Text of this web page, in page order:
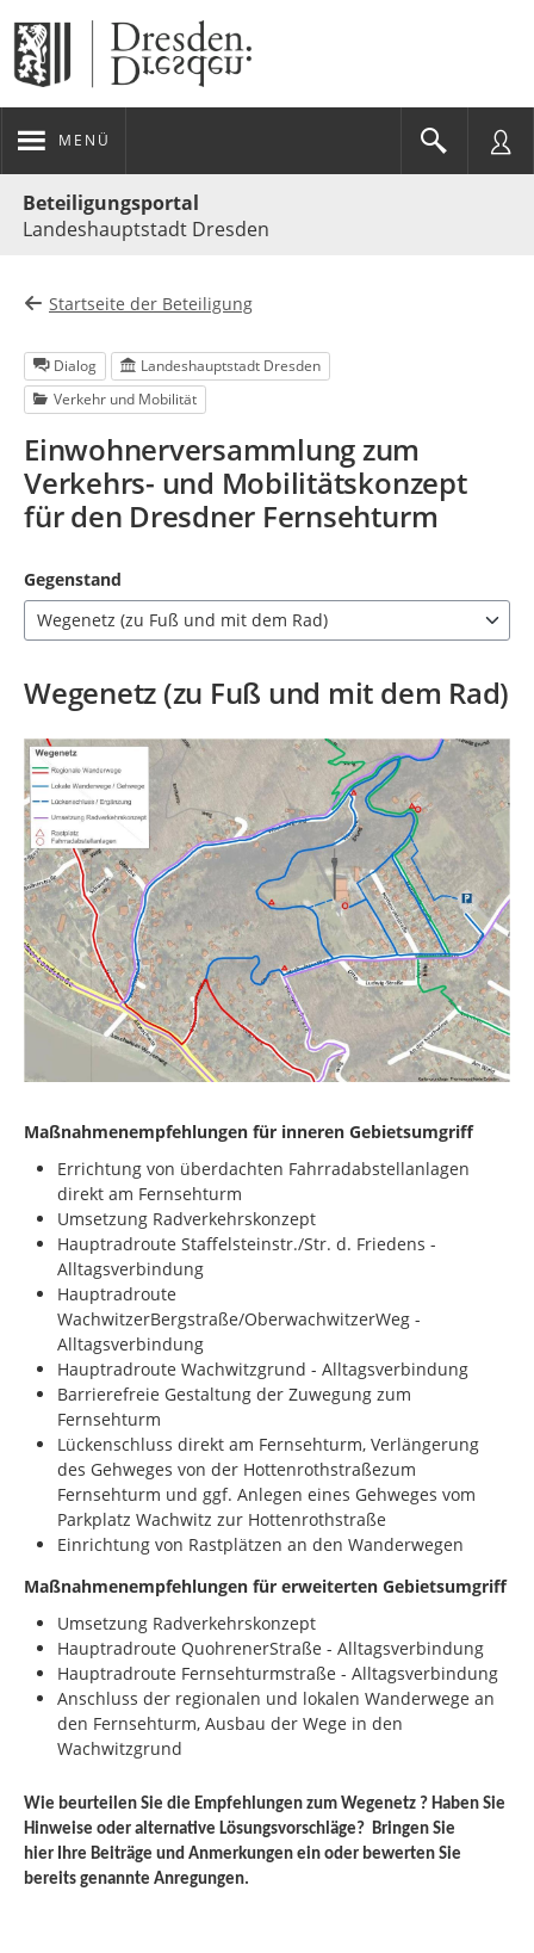
MENÜ
Beteiligungsportal
Landeshauptstadt Dresden
Startseite der Beteiligung
Dialog
Landeshauptstadt Dresden
Verkehr und Mobilität
Einwohnerversammlung zum
Verkehrs- und Mobilitätskonzept
für den Dresdner Fernsehturm
Gegenstand
Wegenetz (zu Fuß und mit dem Rad)
Wegenetz (zu Fuß und mit dem Rad)
Maßnahmenempfehlungen für inneren Gebietsumgriff
Errichtung von überdachten Fahrradabstellanlagen
direkt am Fernsehturm
Umsetzung Radverkehrskonzept
Hauptradroute Staffelsteinstr./Str. d. Friedens -
Alltagsverbindung
Hauptradroute
WachwitzerBergstraße/OberwachwitzerWeg -
Alltagsverbindung
Hauptradroute Wachwitzgrund - Alltagsverbindung
Barrierefreie Gestaltung der Zuwegung zum
Fernsehturm
Lückenschluss direkt am Fernsehturm, Verlängerung
des Gehweges von der Hottenrothstraßezum
Fernsehturm und ggf. Anlegen eines Gehweges vom
Parkplatz Wachwitz zur Hottenrothstraße
Einrichtung von Rastplätzen an den Wanderwegen
Maßnahmenempfehlungen für erweiterten Gebietsumgriff
Umsetzung Radverkehrskonzept
Hauptradroute QuohrenerStraße - Alltagsverbindung
Hauptradroute Fernsehturmstraße - Alltagsverbindung
Anschluss der regionalen und lokalen Wanderwege an
den Fernsehturm, Ausbau der Wege in den
Wachwitzgrund
Wie beurteilen Sie die Empfehlungen zum Wegenetz ? Haben Sie
Hinweise oder alternative Lösungsvorschläge? Bringen Sie
hier Ihre Beiträge und Anmerkungen ein oder bewerten Sie
bereits genannte Anregungen.